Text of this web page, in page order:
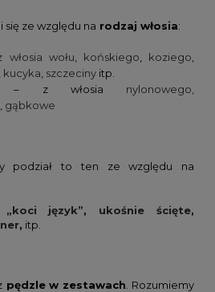
się ze względu na rodzaj włosia:
włosia wołu końskiego koziego
kucyka szczeciny itp.
z włosia nylonowego,
gąbkowe
podział to ten ze względu na
„koci język”, ukośnie ścięte,
, itp.
pędzle w zestawach . Rozumiemy